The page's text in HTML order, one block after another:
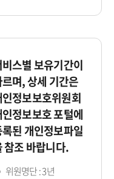
스별 보유기간이
르며, 상세 기간은
정보보호위원회
정보보호 포털에
된 개인정보파일
참조 바랍니다.
위원명단 : 3년